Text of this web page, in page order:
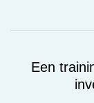
Een